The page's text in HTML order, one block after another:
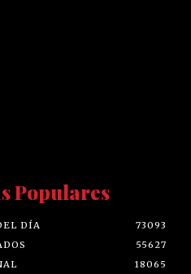
Populares
DÍA
73093
55627
18065